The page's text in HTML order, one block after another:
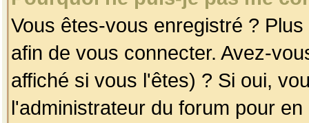
Vous êtes-vous enregistré ?
afin de vous connecter. Avez-
affiché si vous l'êtes) ? Si oui,
l'administrateur du forum pour